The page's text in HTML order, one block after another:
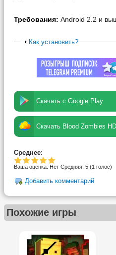
Требования: Android 2.2 и
Как установить?
Скачать с Google Play
Скачать Blood Zombies
Среднее:
Ваша оценка: Нет Средняя: 5 (1 голос)
Добавить комментарий
Похожие игры